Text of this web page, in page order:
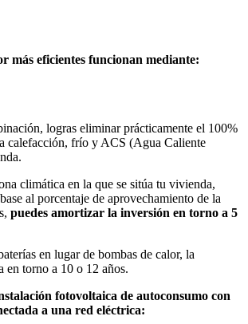
más eficientes funcionan mediante:
logras eliminar prácticamente el 100%
calefacción, frío y ACS (Agua Caliente
climática en la que se sitúa tu vivienda,
al porcentaje de aprovechamiento de la
puedes amortizar la inversión en torno a 5
en lugar de bombas de calor, la
en torno a 10 o 12 años.
fotovoltaica de autoconsumo con
a una red eléctrica: